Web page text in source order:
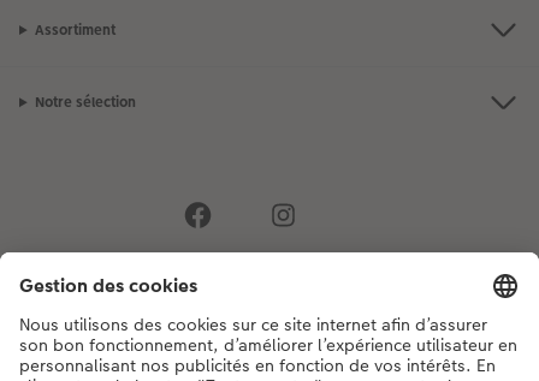
Assortiment
Notre sélection
Si vous avez des questions concernant nos produits ou votre commande,
n'hésitez pas à nous contacter du lundi au dimanche, de 9h00 à 20h00
(hors jours fériés), au numéro de téléphone 044 499 00 12 • 7j/7 • de 9h à
20h